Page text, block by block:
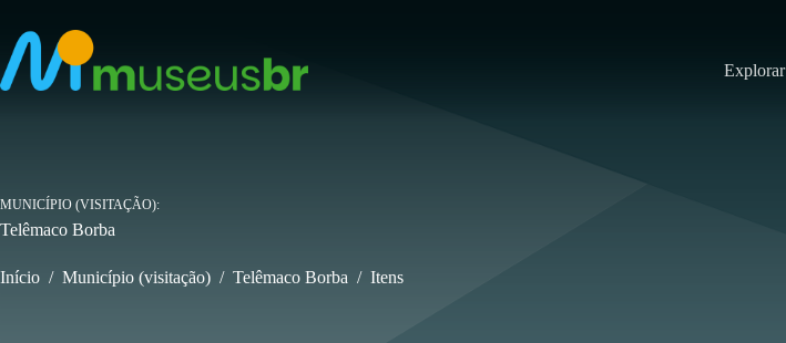
para
conteúdo
Explorar
MUNICÍPIO (VISITAÇÃO)
Telêmaco Borba
Início / Município (visitação) / Telêmaco Borba / Itens